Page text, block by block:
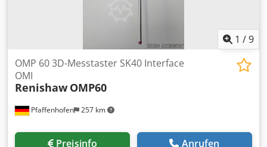
1 /9
Pfaffenhofen 257 km
OMP 60 3D-Messtaster SK40 Interface
OMI
Renishaw OMP60
Preisinfo Anrufen